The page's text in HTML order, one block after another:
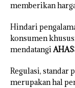
memberikan
Hindari
konsumen
mendatangi
Regulasi, standar
merupakan hal